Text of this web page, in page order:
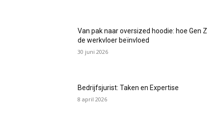
Van pak naar oversized hoodie: hoe Gen Z
de werkvloer beïnvloed
30 juni 2026
Bedrijfsjurist: Taken en Expertise
8 april 2026